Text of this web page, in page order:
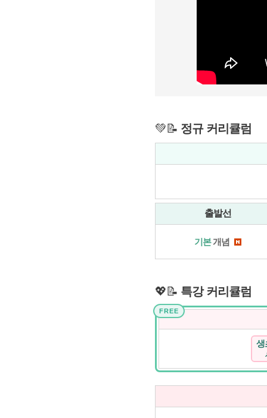
💚📝 정규 커리큘럼
출발선
기본개념
💖📝 특강 커리큘럼
FREE
생